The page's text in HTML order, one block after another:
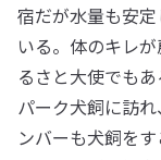
宿だが水量も安
いる。体のキレ
るさと大使でも
パーク犬飼に訪
ンバーも犬飼を